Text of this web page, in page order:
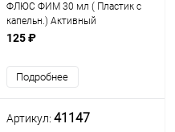
ФЛЮС ФИМ 30 мл ( Пластик с
капельн.) Активный
бесканифольный Центр ВТО
низкотемпературной пайки
125 ₽
Подробнее
Артикул: 41147